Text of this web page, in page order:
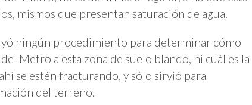
mismos que presentan saturación de agua.
ningún procedimiento para determinar cómo
Metro a esta zona de suelo blando, ni cuál es la
se estén fracturando, y sólo sirvió para
del terreno.